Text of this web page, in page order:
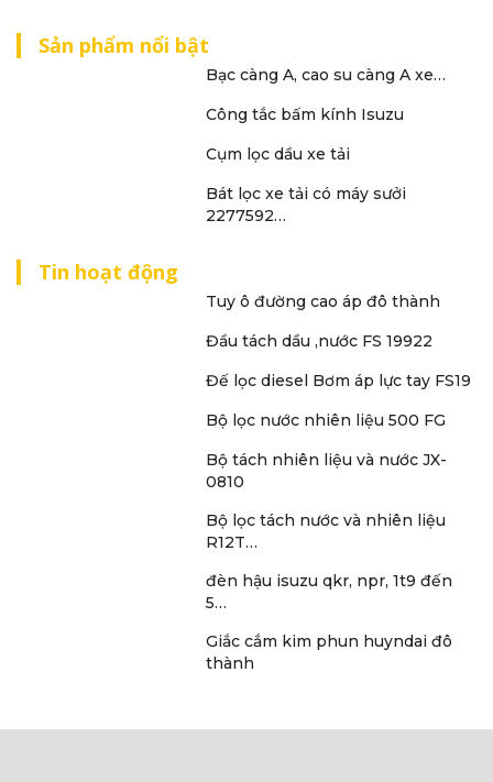
Sản phẩm nổi bật
Bạc càng A, cao su càng A xe…
Công tắc bấm kính Isuzu
Cụm lọc dầu xe tải
Bát lọc xe tải có máy sưởi
2277592…
Tin hoạt động
Tuy ô đường cao áp đô thành
Đầu tách dầu ,nước FS 19922
Đế lọc diesel Bơm áp lực tay FS19
Bộ lọc nước nhiên liệu 500 FG
Bộ tách nhiên liệu và nước JX-
0810
Bộ lọc tách nước và nhiên liệu
R12T…
đèn hậu isuzu qkr, npr, 1t9 đến
5…
Giắc cắm kim phun huyndai đô
thành